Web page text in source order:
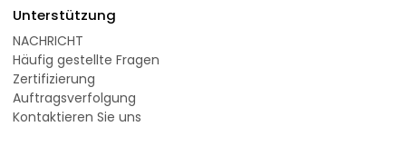
Unterstützung
NACHRICHT
Häufig gestellte Fragen
Zertifizierung
Auftragsverfolgung
Kontaktieren Sie uns